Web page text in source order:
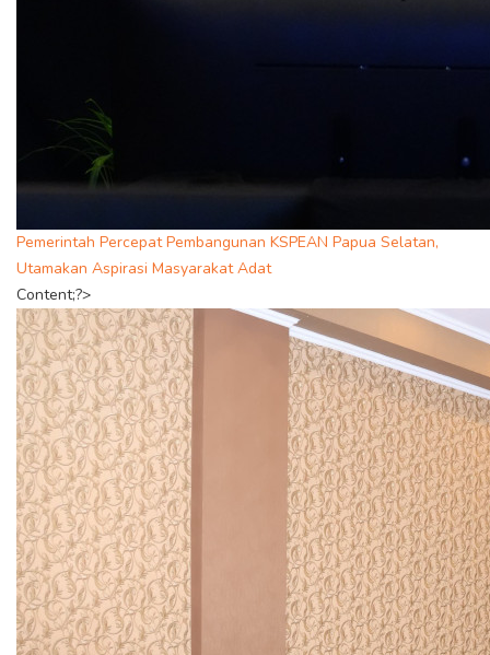
Pemerintah Percepat Pembangunan KSPEAN Papua Selatan,
Utamakan Aspirasi Masyarakat Adat
Content;?>